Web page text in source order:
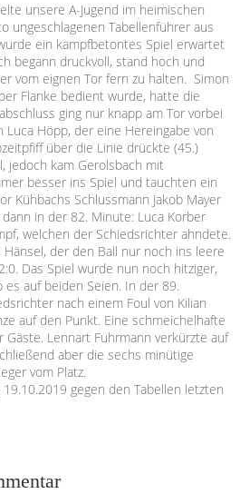
unsere A-Jugend im heimischen
ungeschlagenen Tabellenführer aus
ein kampfbetontes Spiel erwartet
begann druckvoll, stand hoch und
vom eignen Tor fern zu halten. Simon
Flanke bedient wurde, hatte die
ging nur knapp am Tor vorbei
Höpp, der eine Hereingabe von
über die Linie drückte (45.)
jedoch kam Gerolsbach mit
besser ins Spiel und tauchten ein
Kühbachs Schlussmann Jakob Mayer
in der 82. Minute: Luca Korber
welchen der Schiedsrichter ahndete.
der den Ball nur noch ins leere
Das Spiel wurde nun noch hitziger,
auf beiden Seien. In der 89.
nach einem Foul von Kilian
auf den Punkt. Eine schmeichelhafte
Lennart Fuhrmann verkürzte auf
aber die sechs minütige
vom Platz.
19.10.2019 gegen den Tabellen letzten